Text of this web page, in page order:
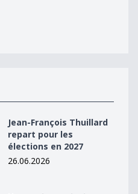
pour les élections en
Jean-François Thuillard
repart pour les
élections en 2027
26.06.2026
am Wind&quot;